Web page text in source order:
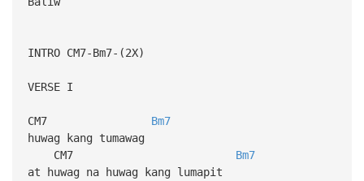
INTRO CM7-Bm7-(2X)
VERSE I
CM7 Bm7
huwag kang tumawag
CM7 Bm7
at huwag na huwag kang lumapit